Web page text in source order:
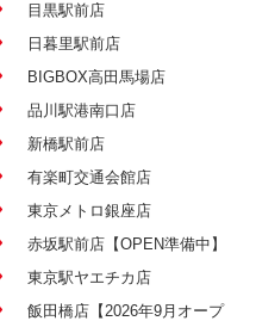
目黒駅前店
日暮里駅前店
BIGBOX高田馬場店
品川駅港南口店
新橋駅前店
有楽町交通会館店
東京メトロ銀座店
赤坂駅前店【OPEN準備中】
東京駅ヤエチカ店
飯田橋店【2026年9月オープ